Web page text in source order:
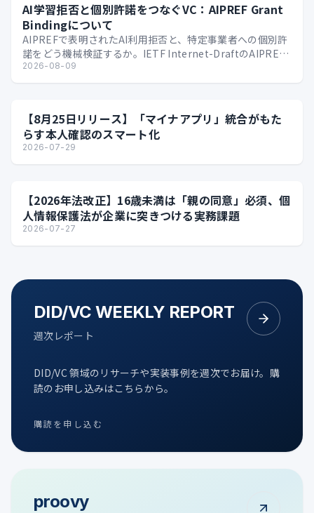
AI学習拒否と個別許諾をつなぐVC：AIPREF Grant
Bindingについて
AIPREFで表明されたAI利用拒否と、特定事業者への個別許
諾をどう機械検証するか。IETF Internet-DraftのAIPREF
Grant Bindi…
2026-08-09
【8月25日リリース】「マイナアプリ」統合がもた
らす本人確認のスマート化
2026-07-29
【2026年法改正】16歳未満は「親の同意」必須、個
人情報保護法が企業に突きつける実務課題
2026-07-27
DID/VC WEEKLY REPORT
週次レポート
DID/VC 領域のリサーチや実装事例を週次でお届け。購
読のお申し込みはこちらから。
購読を申し込む
proovy